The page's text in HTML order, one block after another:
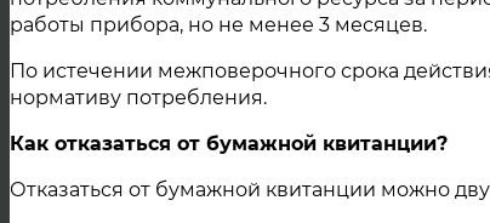
работы прибора, но не менее 3 месяцев.
По истечении межповерочного срока
нормативу потребления.
Как отказаться от бумажной квитанции?
Отказаться от бумажной квитанции можно